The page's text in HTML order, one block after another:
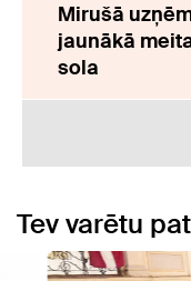
Mirušā
jaunākā
sola
Tev varētu